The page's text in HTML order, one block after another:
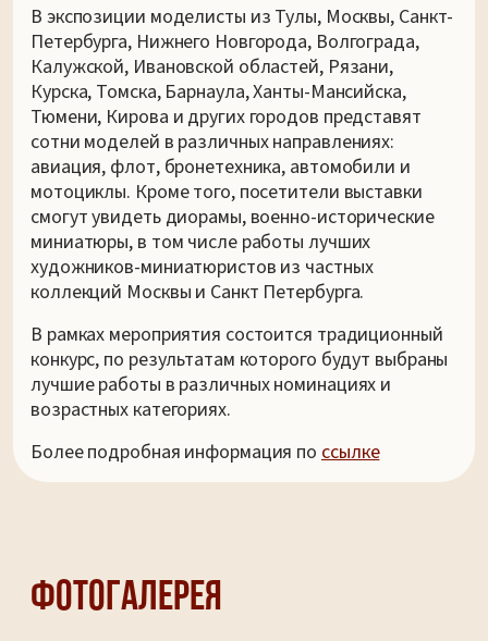
В экспозиции моделисты из Тулы, Москвы, Санкт-
Петербурга, Нижнего Новгорода, Волгограда,
Калужской, Ивановской областей, Рязани,
Курска, Томска, Барнаула, Ханты-Мансийска,
Тюмени, Кирова и других городов представят
сотни моделей в различных направлениях:
авиация, флот, бронетехника, автомобили и
мотоциклы. Кроме того, посетители выставки
смогут увидеть диорамы, военно-исторические
миниатюры, в том числе работы лучших
художников-миниатюристов из частных
коллекций Москвы и Санкт Петербурга.
В рамках мероприятия состоится традиционный
конкурс, по результатам которого будут выбраны
лучшие работы в различных номинациях и
возрастных категориях.
Более подробная информация по ссылке
Фотогалерея